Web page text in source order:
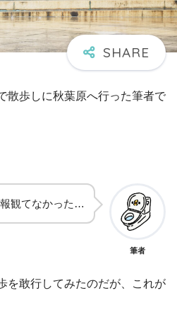
散歩しに秋葉原へ行った筆者で
観てなかった…
筆者
を敢行してみたのだが、これが